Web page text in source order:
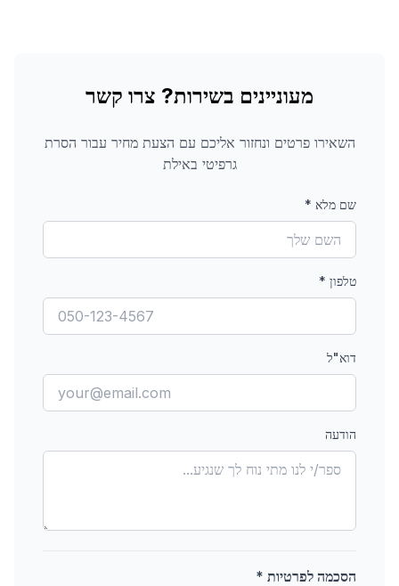
מעוניינים בשירות? צרו קשר
השאירו פרטים ונחזור אליכם עם הצעת מחיר עבור הסרת
גרפיטי באילת
שם מלא *
טלפון *
דוא"ל
הודעה
הסכמה לפרטיות *